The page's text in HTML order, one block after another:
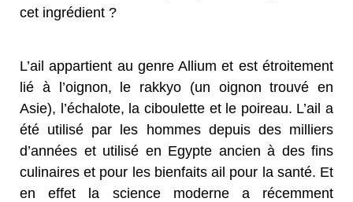
cet ingrédient ?
L’ail appartient au genre Allium et est étroitement
lié à l’oignon, le rakkyo (un oignon trouvé en
Asie), l’échalote, la ciboulette et le poireau. L’ail a
été utilisé par les hommes depuis des milliers
d’années et utilisé en Egypte ancien à des fins
culinaires et pour les bienfaits ail pour la santé. Et
en effet la science moderne a récemment